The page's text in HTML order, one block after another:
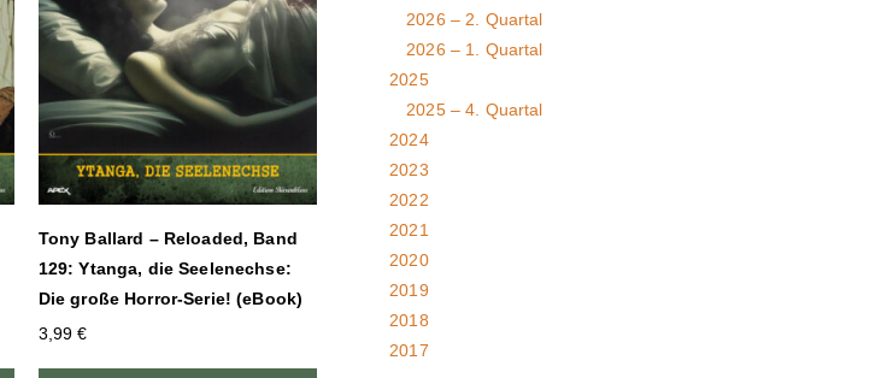
Tony Ballard – Reloaded, Band
129: Ytanga, die Seelenechse:
Die große Horror-Serie! (eBook)
3,99€
2026 – 2. Quartal
2026 – 1. Quartal
2025
2025 – 4. Quartal
2024
2023
2022
2021
2020
2019
2018
2017